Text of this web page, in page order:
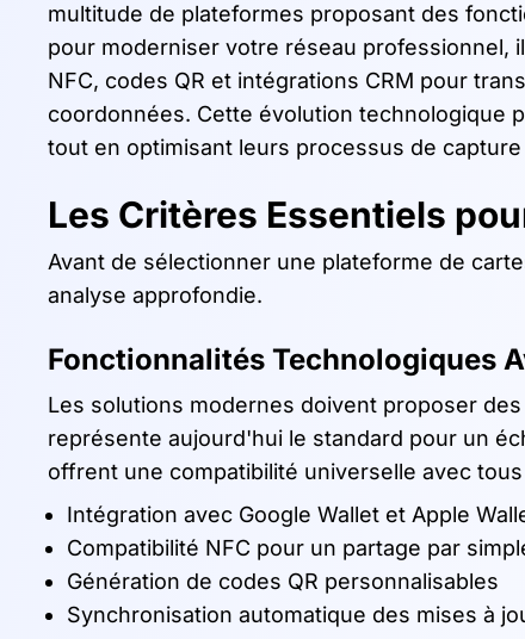
multitude de plateformes proposant des
pour moderniser votre réseau professionnel,
NFC, codes QR et intégrations CRM pour
coordonnées. Cette évolution technologique
tout en optimisant leurs processus de
Les Critères Essentiels
Avant de sélectionner une plateforme de
analyse approfondie.
Fonctionnalités Technologiques
Les solutions modernes doivent proposer
représente aujourd'hui le standard pour un
offrent une compatibilité universelle avec
Intégration avec Google Wallet et Apple
Compatibilité NFC pour un partage par
Génération de codes QR personnalisables
Synchronisation automatique des mises à